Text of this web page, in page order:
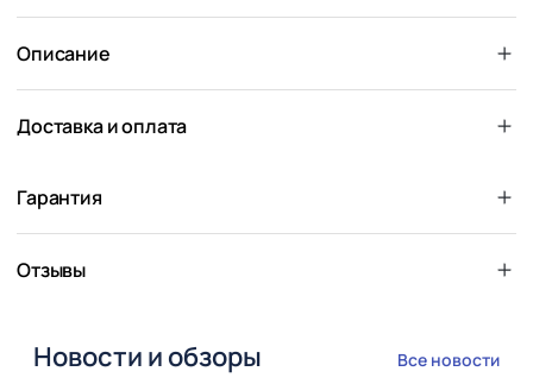
Описание
Доставка и оплата
Гарантия
Отзывы
Новости и обзоры Все новости